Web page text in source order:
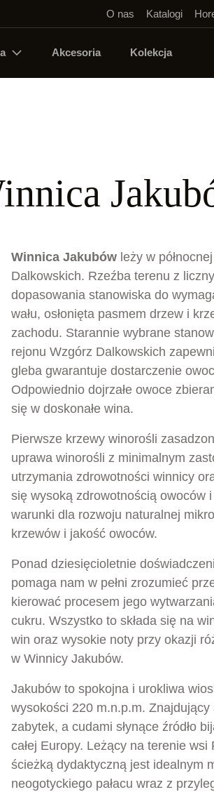
O nas Katalogi
Akcesoria Kolekcja
Winnica Jakubów leży w
Dalkowskich. Rzeźba terenu z
dopasowania stanowiska do
wału, osłonięta pasmem drzew i
zachodu. Starannie wybrane
rejonu Wzgórz Dalkowskich
gleba gwarantuje dostarczenie
Odpowiednio dojrzałe owoce
się w doskonałe wina.
Pierwsze krzewy winorośli
uprawa winorośli z minimalnym
utrzymania zdrowotności winnicy
się wysoką zdrowotnością owoców
warunki dla rozwoju naturalnej
krzewów i jakość owoców.
Ponad dziesięcioletnie
pomaga nam w pełni zrozumieć
kierować procesem jego
cukru. Wszystko to składa się na
win oraz wysokie noty przy okazji
w Winnicy Jakubów.
Jakubów to spokojna i urokliwa
wysokości 220 m.n.p.m.
zabytek, a cudami słynące źródło
całej Europy. Leżący na terenie
ścieżką dydaktyczną jest idealnym
neogotyckiego pałacu wraz z